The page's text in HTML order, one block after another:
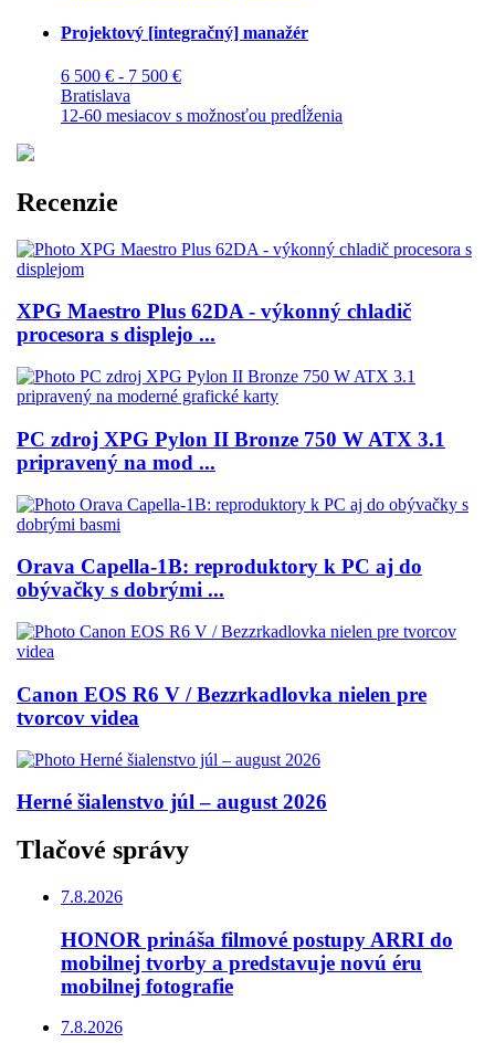
Projektový [integračný] manažér
6 500 € - 7 500 €
Bratislava
12-60 mesiacov s možnosťou predĺženia
Recenzie
XPG Maestro Plus 62DA - výkonný chladič
procesora s displejo ...
PC zdroj XPG Pylon II Bronze 750 W ATX 3.1
pripravený na mod ...
Orava Capella-1B: reproduktory k PC aj do
obývačky s dobrými ...
Canon EOS R6 V / Bezzrkadlovka nielen pre
tvorcov videa
Herné šialenstvo júl – august 2026
Tlačové správy
7.8.2026
HONOR prináša filmové postupy ARRI do
mobilnej tvorby a predstavuje novú éru
mobilnej fotografie
7.8.2026